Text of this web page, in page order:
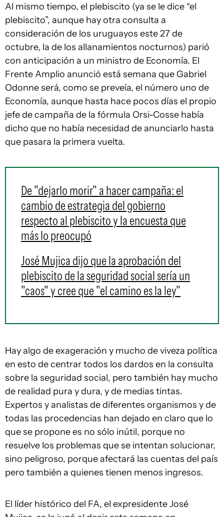
Al mismo tiempo, el plebiscito (ya se le dice “el
plebiscito”, aunque hay otra consulta a
consideración de los uruguayos este 27 de
octubre, la de los allanamientos nocturnos) parió
con anticipación a un ministro de Economía. El
Frente Amplio anunció está semana que Gabriel
Odonne será, como se preveía, el número uno de
Economía, aunque hasta hace pocos días el propio
jefe de campaña de la fórmula Orsi-Cosse había
dicho que no había necesidad de anunciarlo hasta
que pasara la primera vuelta.
De "dejarlo morir" a hacer campaña: el
cambio de estrategia del gobierno
respecto al plebiscito y la encuesta que
más lo preocupó
José Mujica dijo que la aprobación del
plebiscito de la seguridad social sería un
"caos" y cree que "el camino es la ley"
Hay algo de exageración y mucho de viveza política
en esto de centrar todos los dardos en la consulta
sobre la seguridad social, pero también hay mucho
de realidad pura y dura, y de medias tintas.
Expertos y analistas de diferentes organismos y de
todas las procedencias han dejado en claro que lo
que se propone es no sólo inútil, porque no
resuelve los problemas que se intentan solucionar,
sino peligroso, porque afectará las cuentas del país
pero también a quienes tienen menos ingresos.
El líder histórico del FA, el expresidente José